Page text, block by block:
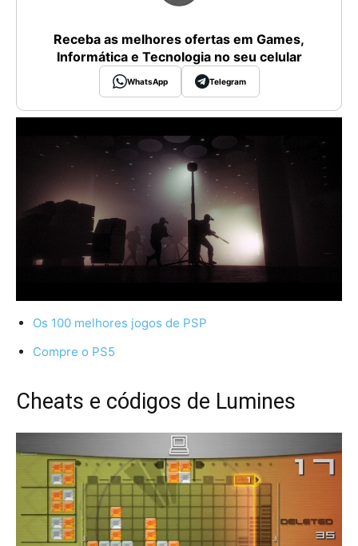
Receba as melhores ofertas em Games,
Informática e Tecnologia no seu celular
WhatsApp Telegram
Os 100 melhores jogos de PSP
Compre o PS5
Cheats e códigos de Lumines